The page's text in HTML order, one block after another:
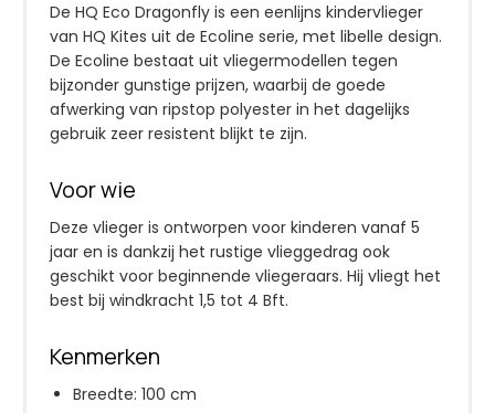
De HQ Eco Dragonfly is een eenlijns kindervlieger
van HQ Kites uit de Ecoline serie, met libelle design.
De Ecoline bestaat uit vliegermodellen tegen
bijzonder gunstige prijzen, waarbij de goede
afwerking van ripstop polyester in het dagelijks
gebruik zeer resistent blijkt te zijn.
Voor wie
Deze vlieger is ontworpen voor kinderen vanaf 5
jaar en is dankzij het rustige vlieggedrag ook
geschikt voor beginnende vliegeraars. Hij vliegt het
best bij windkracht 1,5 tot 4 Bft.
Kenmerken
Breedte: 100 cm